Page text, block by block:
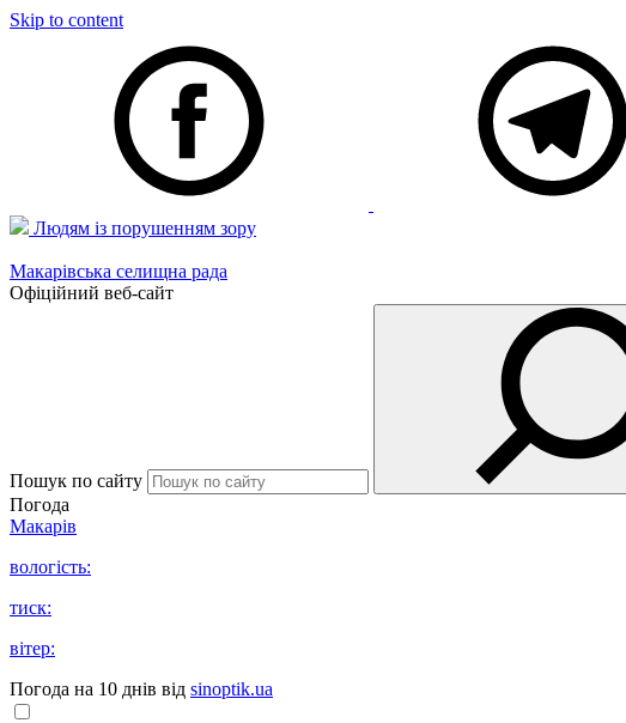
Skip to content
Людям із порушенням зору
Макарівська селищна рада
Офіційний веб-сайт
Пошук по сайту
Погода
Макарів
вологість:
тиск:
вітер:
Погода на 10 днів від sinoptik.ua